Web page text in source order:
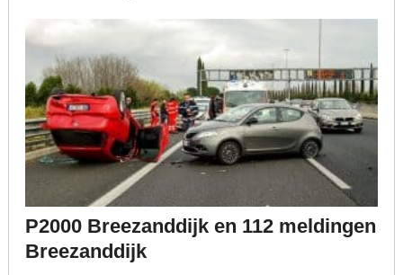
P2000 Breezanddijk en 112 meldingen
Breezanddijk